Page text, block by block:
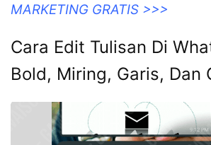
MARKETING GRATIS >>>
Cara Edit Tulisan Di
Bold, Miring, Garis, Dan